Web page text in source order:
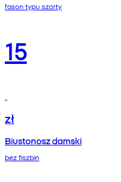
fason typu szorty
15
zł
Biustonosz damski
bez fiszbin